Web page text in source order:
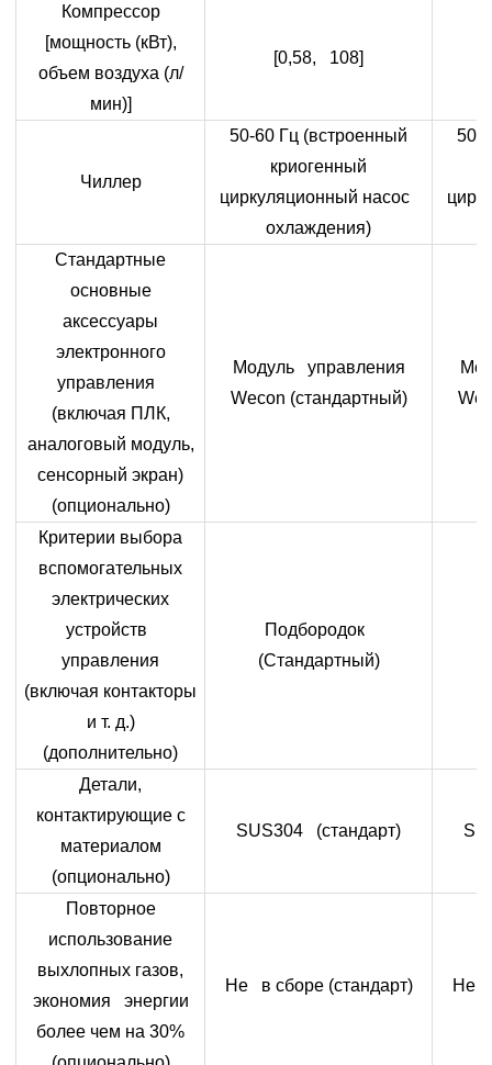
Компрессор
[мощность (кВт),
объем воздуха (л/
мин)]
[0,58, 108]
Чиллер
50-60 Гц (встроенный
криогенный
циркуляционный насос
охлаждения)
50-
Стандартные
основные
аксессуары
электронного
управления
(включая ПЛК,
аналоговый модуль,
сенсорный экран)
(опционально)
Модуль управления
Wecon (стандартный)
Критерии выбора
вспомогательных
электрических
устройств
управления
(включая контакторы
и т. д.)
(дополнительно)
Подбородок
(Стандартный)
Детали,
контактирующие с
материалом
(опционально)
SUS304 (стандарт)
Повторное
использование
выхлопных газов,
экономия энергии
более чем на 30%
Не в сборе (стандарт) Не